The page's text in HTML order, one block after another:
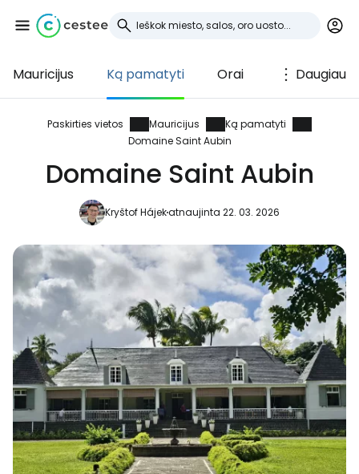
Mauricijus Ką pamatyti Orai Daugiau
Paskirties vietos Mauricijus
Ką pamatyti
Domaine Saint Aubin
Domaine Saint Aubin
Kryštof Hájekatnaujinta 22. 03. 2026
Prisijunkite prie
Cestee
... pasaulinė kelionių bendruomenė
Tęsti su Google
Tęsti su Facebook
Tęsti el. paštu